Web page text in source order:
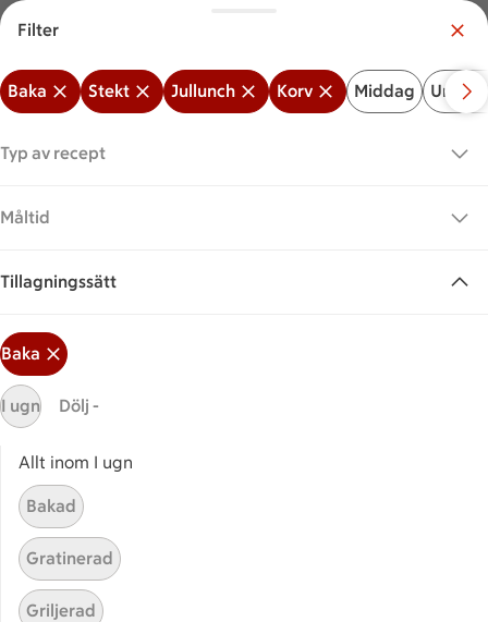
Meny Logga in
Vilken är din butik? Välj butik
Start
Korv + Jullunch + Baka + Stekt
Sök ingrediens eller recept
Inga förslag Sök
Baka
Recept
Filter
Baka Stekt Jullunch Korv Middag Under
Typ av recept
Måltid
Tillagningssätt
Baka
I ugn Dölj -
Allt inom I ugn
Bakad
Gratinerad
Griljerad